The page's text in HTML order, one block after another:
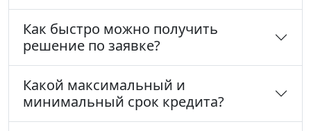
Как быстро можно получить
решение по заявке?
Какой максимальный и
минимальный срок кредита?